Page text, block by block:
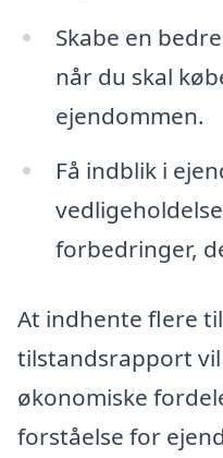
Skabe en
når du skal
ejendommen.
Få indblik i
forbedringer,
At indhente flere
tilstandsrapport
økonomiske
forståelse for